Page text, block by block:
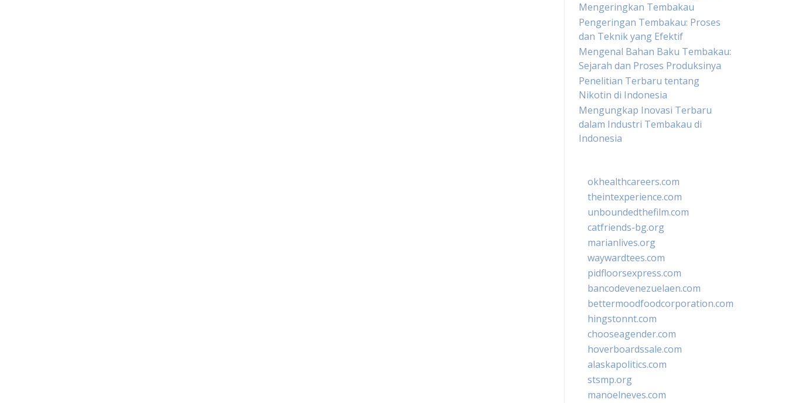
Mengeringkan Tembakau
Pengeringan Tembakau: Proses
dan Teknik yang Efektif
Mengenal Bahan Baku Tembakau:
Sejarah dan Proses Produksinya
Penelitian Terbaru tentang
Nikotin di Indonesia
Mengungkap Inovasi Terbaru
dalam Industri Tembakau di
Indonesia
okhealthcareers.com
theintexperience.com
unboundedthefilm.com
catfriends-bg.org
marianlives.org
waywardtees.com
pidfloorsexpress.com
bancodevenezuelaen.com
bettermoodfoodcorporation.com
hingstonnt.com
chooseagender.com
hoverboardssale.com
alaskapolitics.com
stsmp.org
manoelneves.com